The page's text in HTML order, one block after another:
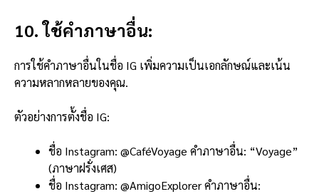
10. ใช้คำภาษาอื่น:
การใช้คำภาษาอื่นในชื่อ IG เพิ่มความเป็นเอกลักษณ์และเน้น
ความหลากหลายของคุณ.
ตัวอย่างการตั้งชื่อ IG:
ชื่อ Instagram: @CaféVoyage คำภาษาอื่น: “Voyage”
(ภาษาฝรั่งเศส)
ชื่อ Instagram: @AmigoExplorer คำภาษาอื่น: